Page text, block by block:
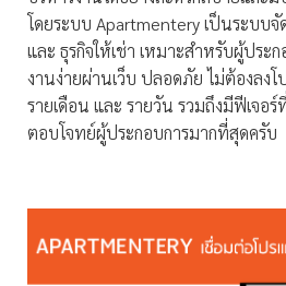
โดยระบบ Apartmentery เป็นระบบ
และ ธุรกิจให้เช่า เหมาะสำหรับผู้ประ
งานง่ายผ่านเว็บ ปลอดภัย ไม่ต้องลง
รายเดือน และ รายวัน รวมถึงมีฟีเจอ
ตอบโจทย์ผู้ประกอบการมากที่สุดครับ